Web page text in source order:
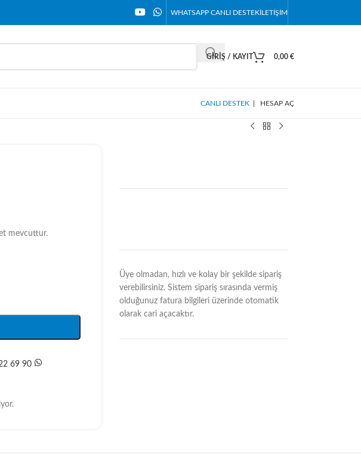
WHATSAPP CANLI DESTEKİLETIŞIM
GIRIŞ / KAYIT 0,00 €
CANLI DESTEK HESAP AÇ
mevcuttur.
69 90
Üye olmadan, hızlı ve kolay bir şekilde sipariş
verebilirsiniz. Sistem sipariş sırasında vermiş
olduğunuz fatura bilgileri üzerinde otomatik
olarak cari açacaktır.